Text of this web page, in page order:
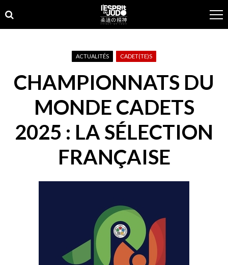
to
navigation
to
content
ACTUALITÉS CADET(TE)S
CHAMPIONNATS DU
MONDE CADETS
2025 : LA SÉLECTION
FRANÇAISE